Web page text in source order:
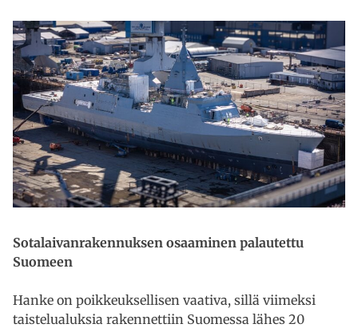
Sotalaivanrakennuksen osaaminen palautettu
Suomeen
Hanke on poikkeuksellisen vaativa, sillä viimeksi
taistelualuksia rakennettiin Suomessa lähes 20